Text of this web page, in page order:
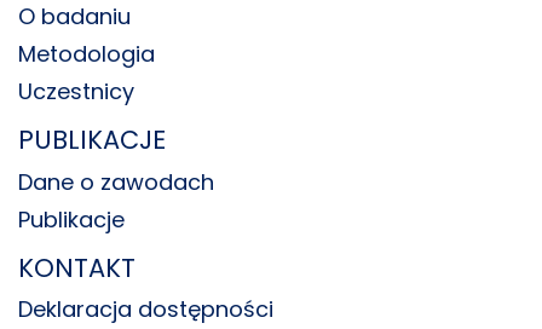
O badaniu
Metodologia
Uczestnicy
PUBLIKACJE
Dane o zawodach
Publikacje
KONTAKT
Deklaracja dostępności